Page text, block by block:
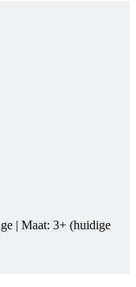
| Maat: 3+